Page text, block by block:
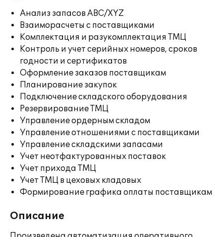
Анализ запасов ABC/XYZ
Взаиморасчеты с поставщиками
Комплектация и разукомплектация ТМЦ
Контроль и учет серийных номеров, сроков
годности и сертификатов
Оформление заказов поставщикам
Планирование закупок
Подключение складского оборудования
Резервирование ТМЦ
Управление ордерным складом
Управление отношениями с поставщиками
Управление складскими запасами
Учет неотфактурованных поставок
Учет прихода ТМЦ
Учет ТМЦ в цеховых кладовых
Формирование графика оплаты поставщикам
Описание